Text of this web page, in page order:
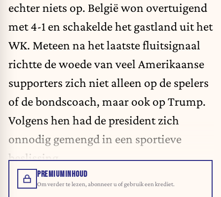
echter niets op. België won overtuigend
met 4-1 en schakelde het gastland uit het
WK. Meteen na het laatste fluitsignaal
richtte de woede van veel Amerikaanse
supporters zich niet alleen op de spelers
of de bondscoach, maar ook op Trump.
Volgens hen had de president zich
onnodig gemengd in een sportieve
beslissing.
PREMIUMINHOUD
Om verder te lezen, abonneer u of gebruik een krediet.